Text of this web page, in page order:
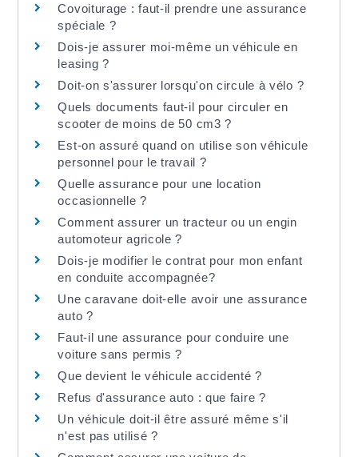
Covoiturage : faut-il prendre une assurance
spéciale ?
Dois-je assurer moi-même un véhicule en
leasing ?
Doit-on s'assurer lorsqu'on circule à vélo ?
Quels documents faut-il pour circuler en
scooter de moins de 50 cm3 ?
Est-on assuré quand on utilise son véhicule
personnel pour le travail ?
Quelle assurance pour une location
occasionnelle ?
Comment assurer un tracteur ou un engin
automoteur agricole ?
Dois-je modifier le contrat pour mon enfant
en conduite accompagnée?
Une caravane doit-elle avoir une assurance
auto ?
Faut-il une assurance pour conduire une
voiture sans permis ?
Que devient le véhicule accidenté ?
Refus d'assurance auto : que faire ?
Un véhicule doit-il être assuré même s'il
n'est pas utilisé ?